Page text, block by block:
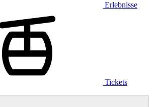
Erlebnisse
Tickets